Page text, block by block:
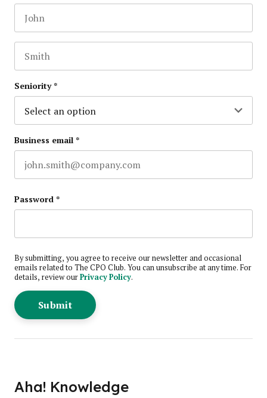
This field is for validation purposes and should be left
Seniority*
Business email*
Password*
By submitting, you agree to receive our newsletter and occasional
emails related to The CPO Club. You can unsubscribe at any time. For
details, review ourPrivacy Policy.
Aha! Knowledge